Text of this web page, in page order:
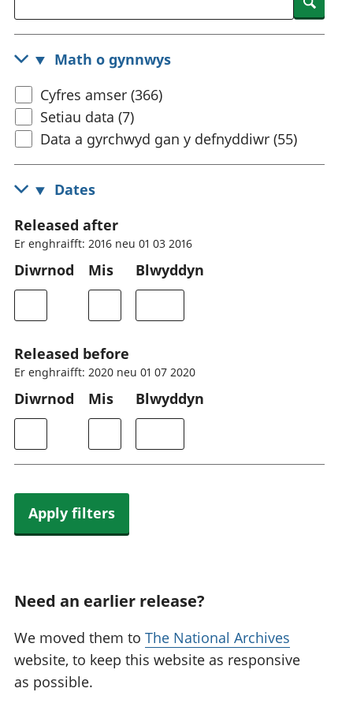
Math o gynnwys
Cyfres amser (366)
Setiau data (7)
Data a gyrchwyd gan y defnyddiwr (55)
Dates
Released after
Er enghraifft: 2016 neu 01 03 2016
Diwrnod Mis Blwyddyn
Released before
Er enghraifft: 2020 neu 01 07 2020
Diwrnod Mis Blwyddyn
Apply filters
Need an earlier release?
We moved them to The National Archives
website, to keep this website as responsive
as possible.